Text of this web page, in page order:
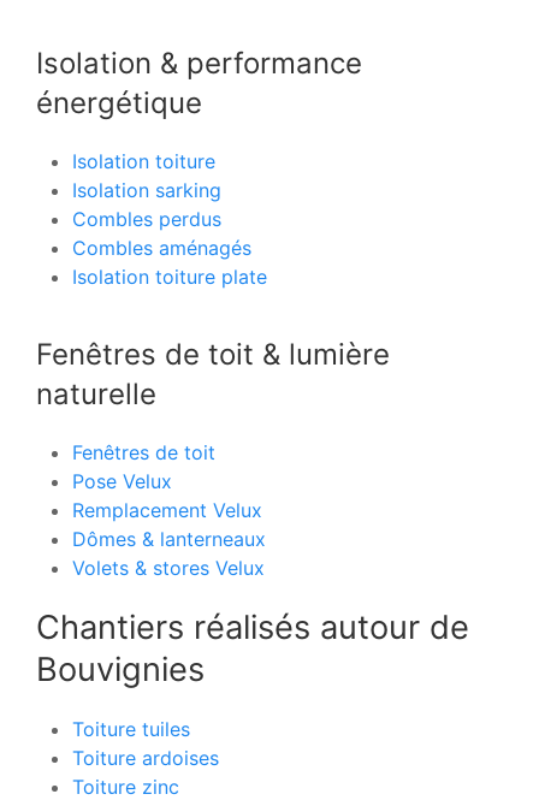
Isolation & performance
énergétique
Isolation toiture
Isolation sarking
Combles perdus
Combles aménagés
Isolation toiture plate
Fenêtres de toit & lumière
naturelle
Fenêtres de toit
Pose Velux
Remplacement Velux
Dômes & lanterneaux
Volets & stores Velux
Chantiers réalisés autour de
Bouvignies
Toiture tuiles
Toiture ardoises
Toiture zinc